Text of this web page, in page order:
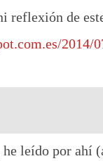
reflexión de
2014/
leído por ahí